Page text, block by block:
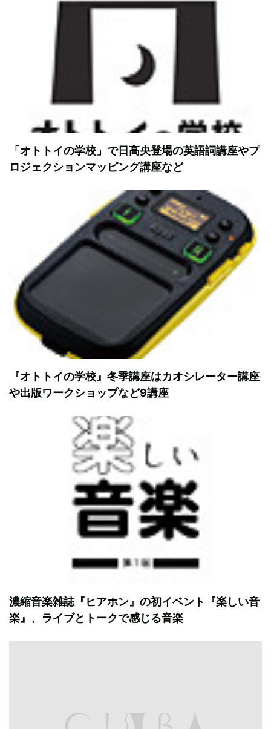
「オトトイの学校」で日高央登場の英語詞講座やプ
ロジェクションマッピング講座など
『オトトイの学校』冬季講座はカオシレーター講座
や出版ワークショップなど9講座
濃縮音楽雑誌『ヒアホン』の初イベント『楽しい音
楽』、ライブとトークで感じる音楽